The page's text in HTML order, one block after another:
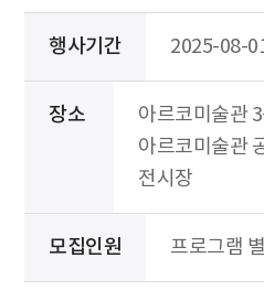
행사기간 2025-08-
장소
아르코미술관
아르코미술관
전시장
모집인원 프로그램